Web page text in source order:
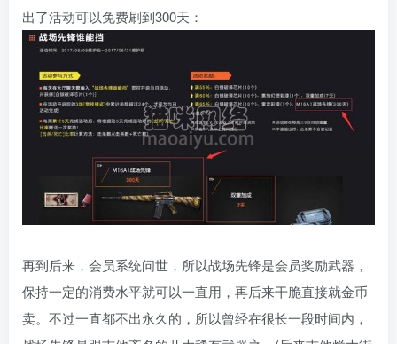
出了活动可以免费刷到300天：
再到后来，会员系统问世，所以战场先锋是会员奖励武器，
保持一定的消费水平就可以一直用，再后来干脆直接就金币
卖。不过一直都不出永久的，所以曾经在很长一段时间内，